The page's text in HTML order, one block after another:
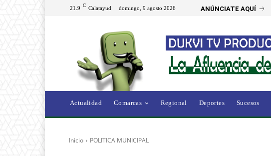
21.9 C Calatayud domingo, 9 agosto 2026 ANÚNCIATE AQUÍ
Actualidad Comarcas Regional Deportes Sucesos
Inicio POLITICA MUNICIPAL